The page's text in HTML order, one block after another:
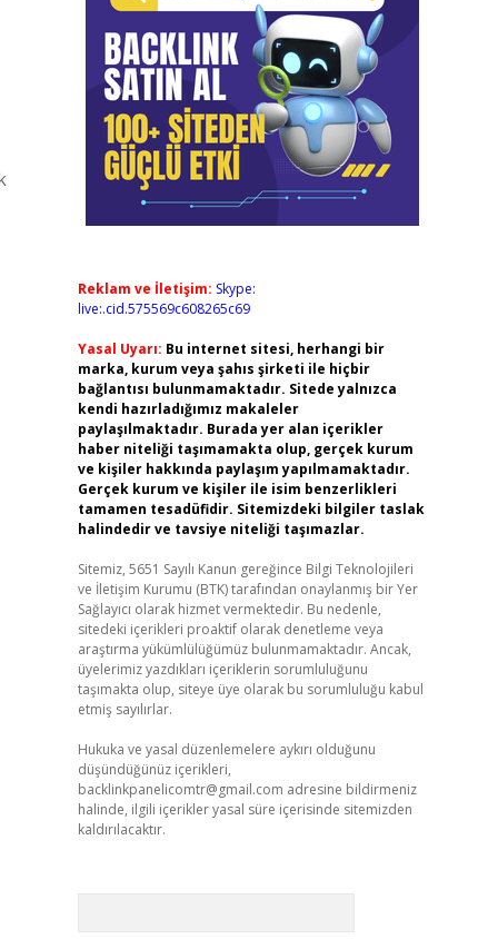
Reklam ve İletişim: Skype:
live:.cid.575569c608265c69
Yasal Uyarı: Bu internet sitesi, herhangi bir
marka, kurum veya şahıs şirketi ile hiçbir
bağlantısı bulunmamaktadır. Sitede yalnızca
kendi hazırladığımız makaleler
paylaşılmaktadır. Burada yer alan içerikler
haber niteliği taşımamakta olup, gerçek kurum
ve kişiler hakkında paylaşım yapılmamaktadır.
Gerçek kurum ve kişiler ile isim benzerlikleri
tamamen tesadüfidir. Sitemizdeki bilgiler taslak
halindedir ve tavsiye niteliği taşımazlar.
Sitemiz, 5651 Sayılı Kanun gereğince Bilgi Teknolojileri
ve İletişim Kurumu (BTK) tarafından onaylanmış bir Yer
Sağlayıcı olarak hizmet vermektedir. Bu nedenle,
sitedeki içerikleri proaktif olarak denetleme veya
araştırma yükümlülüğümüz bulunmamaktadır. Ancak,
üyelerimiz yazdıkları içeriklerin sorumluluğunu
taşımakta olup, siteye üye olarak bu sorumluluğu kabul
etmiş sayılırlar.
Hukuka ve yasal düzenlemelere aykırı olduğunu
düşündüğünüz içerikleri,
backlinkpanelicomtr@gmail.com adresine bildirmeniz
halinde, ilgili içerikler yasal süre içerisinde sitemizden
kaldırılacaktır.